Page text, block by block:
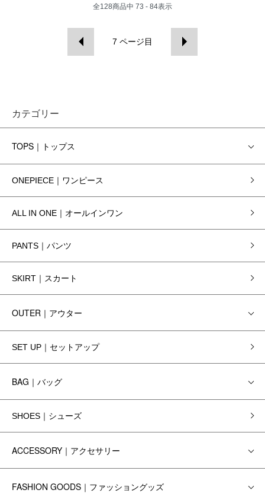
全128商品中 73 - 84表示
7 ページ目
カテゴリー
TOPS｜トップス
ONEPIECE｜ワンピース
ALL IN ONE｜オールインワン
PANTS｜パンツ
SKIRT｜スカート
OUTER｜アウター
SET UP｜セットアップ
BAG｜バッグ
SHOES｜シューズ
ACCESSORY｜アクセサリー
FASHION GOODS｜ファッショングッズ